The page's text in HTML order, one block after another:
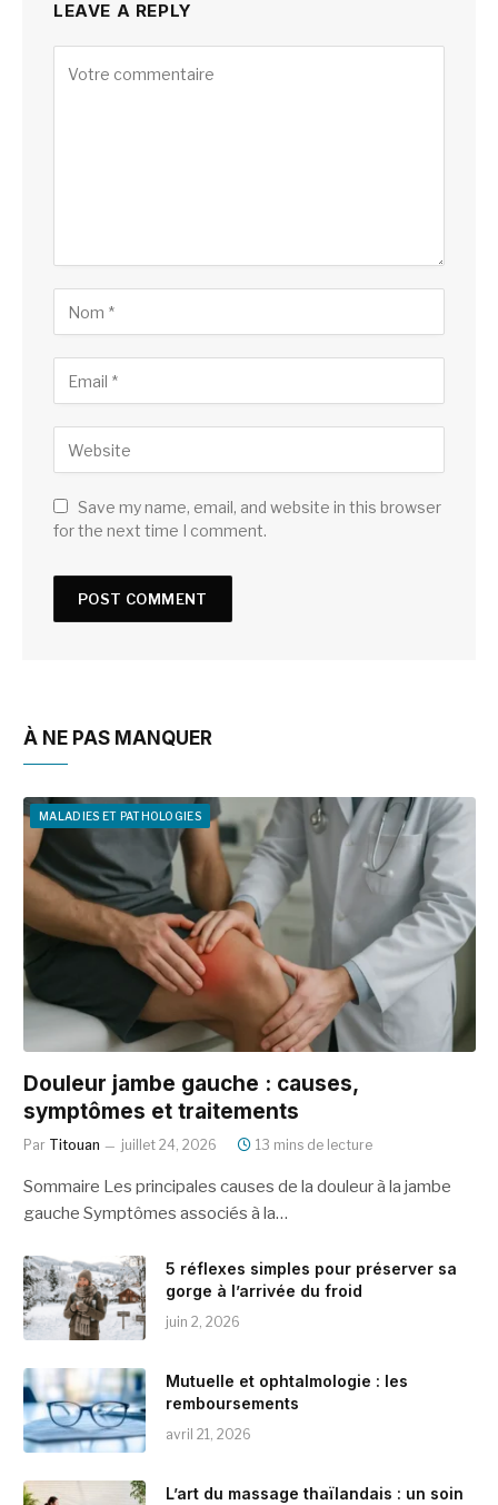
LEAVE A REPLY
Save my name, email, and website in this browser
for the next time I comment.
À NE PAS MANQUER
MALADIES ET PATHOLOGIES
Douleur jambe gauche : causes,
symptômes et traitements
Par Titouan juillet 24, 2026 13 mins de lecture
Sommaire Les principales causes de la douleur à la jambe
gauche Symptômes associés à la…
5 réflexes simples pour préserver sa
gorge à l’arrivée du froid
juin 2, 2026
Mutuelle et ophtalmologie : les
remboursements
avril 21, 2026
L’art du massage thaïlandais : un soin